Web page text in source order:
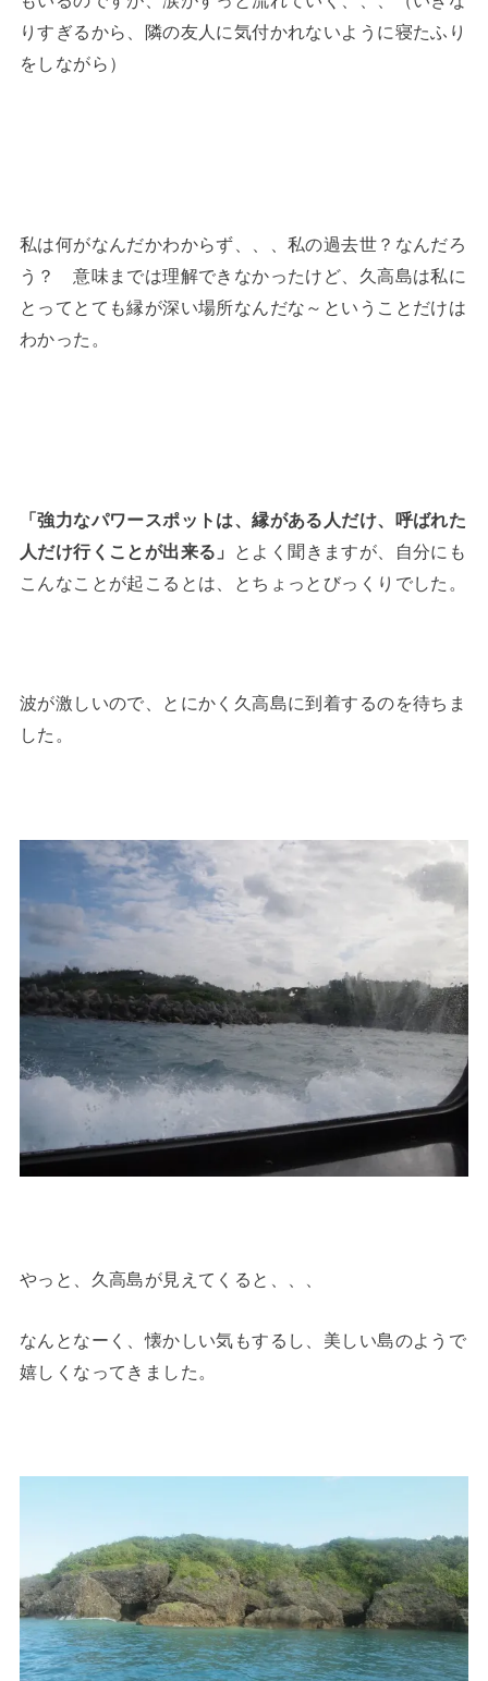
りすぎるから、隣の友人に気付かれないように寝たふり
をしながら）
私は何がなんだかわからず、、、私の過去世？なんだろ
う？ 意味までは理解できなかったけど、久高島は私に
とってとても縁が深い場所なんだな～ということだけは
わかった。
「強力なパワースポットは、縁がある人だけ、呼ばれた
人だけ行くことが出来る」
とよく聞きますが、自分にも
こんなことが起こるとは、とちょっとびっくりでした。
波が激しいので、とにかく久高島に到着するのを待ちま
した。
やっと、久高島が見えてくると、、、
なんとなーく、懐かしい気もするし、美しい島のようで
嬉しくなってきました。